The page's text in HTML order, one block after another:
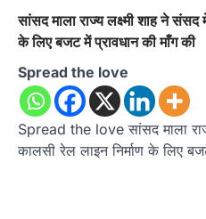
सांसद माला राज्य लक्ष्मी शाह ने
के लिए बजट में प्रावधान की माँग की
Spread the love
Spread the love सांसद माला
कालसी रेल लाइन निर्माण के लिए